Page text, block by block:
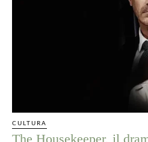
CULTURA
The Housekeeper, il